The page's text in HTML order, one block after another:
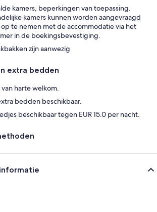
kamers, beperkingen van toepassing.
kamers kunnen worden aangevraagd
te nemen met de accommodatie via het
in de boekingsbevestiging.
zijn aanwezig
extra bedden
harte welkom.
bedden beschikbaar.
beschikbaar tegen EUR 15.0 per nacht.